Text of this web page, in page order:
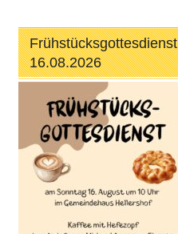
Frühstücksgottesdienst
16.08.2026